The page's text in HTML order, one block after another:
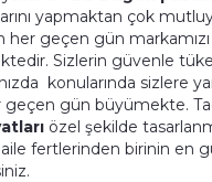
yapmaktan çok
geçen gün
Sizlerin güvenle
konularında sizlere
geçen gün büyümekte.
özel şekilde
aile fertlerinden birinin